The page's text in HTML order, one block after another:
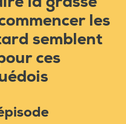
les
semblent
ces